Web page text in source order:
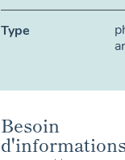
Type
Besoin